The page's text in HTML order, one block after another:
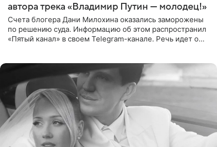
автора трека «Владимир Путин — молодец!»
Счета блогера Дани Милохина оказались заморожены
по решению суда. Информацию об этом распространил
«Пятый канал» в своем Telegram-канале. Речь идет о